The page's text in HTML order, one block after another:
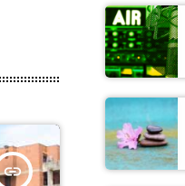
insert_link